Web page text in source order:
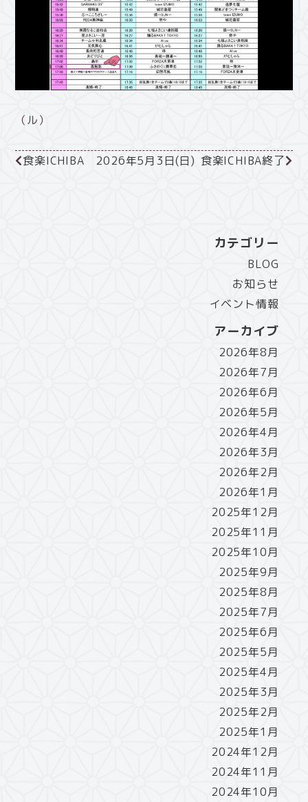
（ル）
食楽ICHIBA 2026年5月3日(日) 食楽ICHIBA終了
カテゴリー
BLOG
お知らせ
イベント情報
アーカイブ
2026年8月
2026年7月
2026年6月
2026年5月
2026年4月
2026年3月
2026年2月
2026年1月
2025年12月
2025年11月
2025年10月
2025年9月
2025年8月
2025年7月
2025年6月
2025年5月
2025年4月
2025年3月
2025年2月
2025年1月
2024年12月
2024年11月
2024年10月